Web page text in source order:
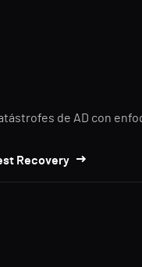
de AD con
Recovery